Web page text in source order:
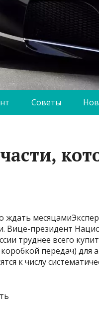
Советы
ждать
Вице-президент
труднее всего
передач) для
к числу